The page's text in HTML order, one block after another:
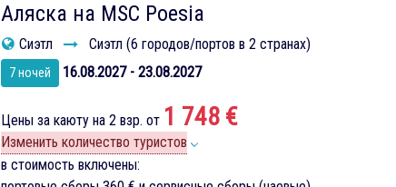
Аляска на MSC Poesia
Сиэтл Сиэтл (6 городов/портов в 2 странах)
7 ночей 16.08.2027 - 23.08.2027
Цены за каюту на 2 взр. от 1 748 €
Изменить количество туристов
в стоимость включены: